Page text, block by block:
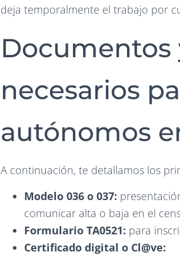
deja temporalmente el trabajo por
Documentos
necesarios
autónomos
A continuación, te detallamos los
Modelo 036 o 037:
comunicar alta o baja en el
Formulario TA0521: para
Certificado digital o Cl@ve: